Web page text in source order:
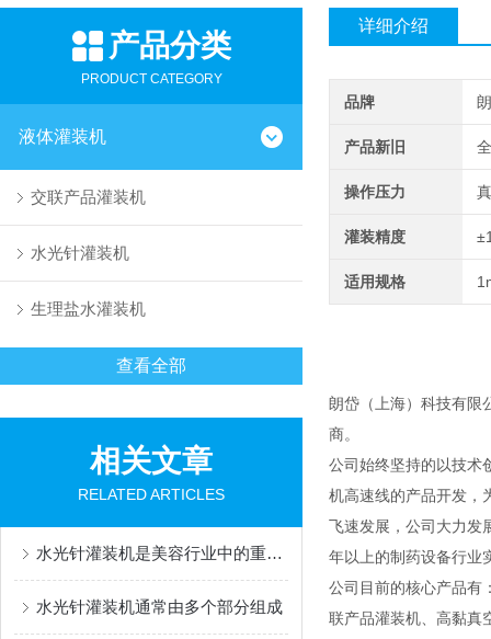
产品分类
PRODUCT CATEGORY
液体灌装机
交联产品灌装机
水光针灌装机
生理盐水灌装机
查看全部
相关文章
RELATED ARTICLES
水光针灌装机是美容行业中的重要设备
水光针灌装机通常由多个部分组成
详细介绍
品牌
产品新旧
操作压力
灌装精度
适用规格
朗岱（上海）科技有限
商。
公司始终坚持的以技术
机高速线的产品开发，
飞速发展，公司大力发
年以上的制药设备行业
公司目前的核心产品有
联产品灌装机、高黏真